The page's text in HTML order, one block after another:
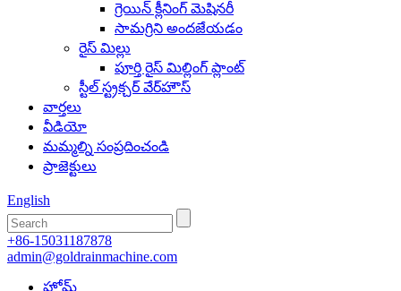
గ్రెయిన్ క్లీనింగ్ మెషినరీ
సామగ్రిని అందజేయడం
రైస్ మిల్లు
పూర్తి రైస్ మిల్లింగ్ ప్లాంట్
స్టీల్ స్ట్రక్చర్ వేర్‌హౌస్
వార్తలు
వీడియో
మమ్మల్ని సంప్రదించండి
ప్రాజెక్టులు
English
+86-15031187878
admin@goldrainmachine.com
హోమ్